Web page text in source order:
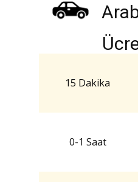
15 Dakika
0-1 Saat